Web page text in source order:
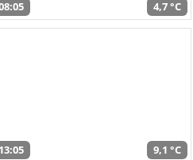
4,7 °C
13:05 9,1 °C